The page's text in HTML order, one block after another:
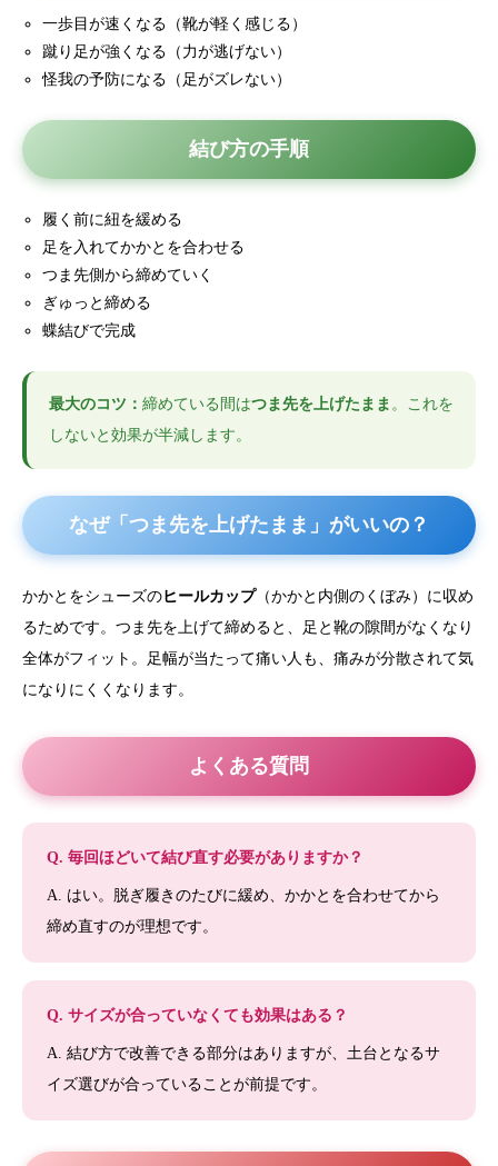
一歩目が速くなる（靴が軽く感じる）
蹴り足が強くなる（力が逃げない）
怪我の予防になる（足がズレない）
結び方の手順
履く前に紐を緩める
足を入れてかかとを合わせる
つま先側から締めていく
ぎゅっと締める
蝶結びで完成
最大のコツ： 締めている間はつま先を上げたまま 。これを
しないと効果が半減します。
なぜ「つま先を上げたまま」がいいの？
かかとをシューズのヒールカップ（かかと内側のくぼみ）に収め
るためです。つま先を上げて締めると、足と靴の隙間がなくなり
全体がフィット。足幅が当たって痛い人も、痛みが分散されて気
になりにくくなります。
よくある質問
Q. 毎回ほどいて結び直す必要がありますか？
A. はい。脱ぎ履きのたびに緩め、かかとを合わせてから
締め直すのが理想です。
Q. サイズが合っていなくても効果はある？
A. 結び方で改善できる部分はありますが、土台となるサ
イズ選びが合っていることが前提です。